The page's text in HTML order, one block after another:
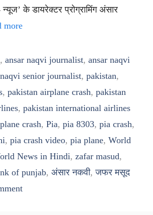
के डायरेक्टर प्रोग्रामिंग अंसार
more
, ansar naqvi journalist, ansar naqvi
senior journalist, pakistan,
, pakistan airplane crash, pakistan
, pakistan international airlines
crash, Pia, pia 8303, pia crash,
, pia crash video, pia plane, World
News in Hindi, zafar masud,
of punjab, अंसार नकवी,जफर मसूद